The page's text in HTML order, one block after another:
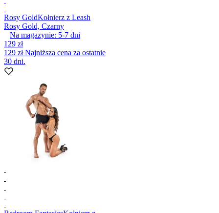
Rosy GoldKołnierz z Leash
Rosy Gold, Czarny
Na magazynie: 5-7 dni
129 zł
129 złNajniższa cena za ostatnie
30 dni.